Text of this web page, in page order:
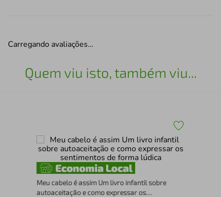
Carregando avaliações…
Quem viu isto, também viu...
Meu cabelo é assim Um livro infantil sobre
autoaceitação e como expressar os